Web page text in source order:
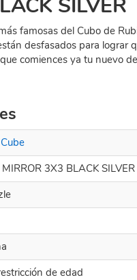
SILVER
famosas del Cubo de
desfasados para lograr
comiences ya tu nuevo
MIRROR 3X3 BLACK SILVER
de edad